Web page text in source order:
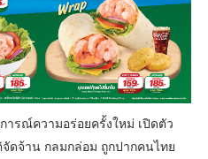
ารณ์ความอร่อยครั้งใหม่ เปิดตัว
จัดจ้าน กลมกล่อม ถูกปากคนไทย